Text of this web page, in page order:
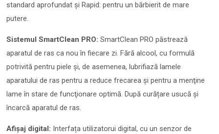
standard aprofundat și Rapid: pentru un bărbierit de mare
putere.
Sistemul SmartClean PRO: SmartClean PRO păstrează
aparatul de ras ca nou în fiecare zi. Fără alcool, cu formulă
potrivită pentru piele și, de asemenea, lubrifiază lamele
aparatului de ras pentru a reduce frecarea și pentru a menţine
lame în stare de funcţionare optimă. După curățare usucă şi
încarcă aparatul de ras.
Afişaj digital: Interfața utilizatorui digital, cu un senzor de